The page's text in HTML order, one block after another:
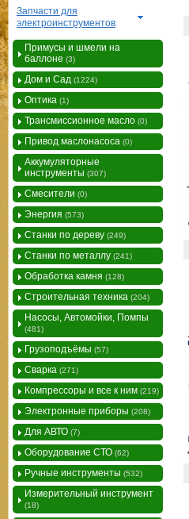
Запчасти для
электроинструментов
Примусы и шмели на
баллоне (3)
Дом и Сад (1224)
Оптика (1)
Трансмиссионное масло (0)
Привод маслонасоса (0)
Аккумуляторные
инструменты (307)
Смесители (0)
Энергия (573)
Станки по дереву (249)
Станки по металлу (241)
Обработка камня (128)
Строительная техника (204)
Насосы, Автомойки, Помпы
(481)
Грузоподъёмы (57)
Сварка (271)
Компрессоры и все к ним (219)
Электронные приборы (208)
Для АВТО (7)
Оборудование СТО (62)
Ручные инструменты (532)
Измерительный инструмент
(18)